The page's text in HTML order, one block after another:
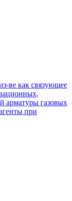
ве как связующее
арматуры газовых
при